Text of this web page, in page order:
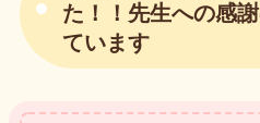
た！！先生への感
ています